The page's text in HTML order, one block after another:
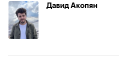
Давид Акопян